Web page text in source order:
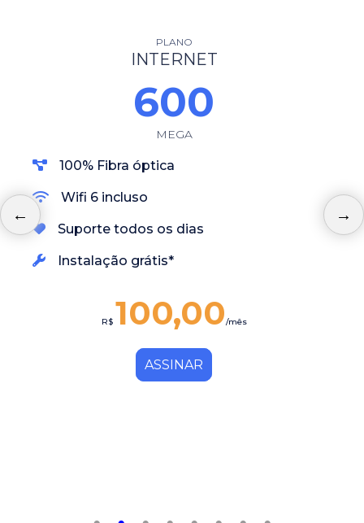
PLANO
INTERNET
600
MEGA
100% Fibra óptica
Wifi 6 incluso
Suporte todos os dias
Instalação grátis*
R$ 100,00/mês
ASSINAR